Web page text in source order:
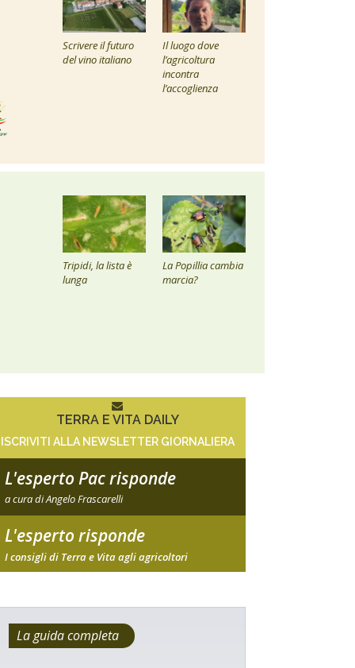
Scrivere il futuro
del vino italiano
Il luogo dove
l’agricoltura
incontra
l’accoglienza
Tripidi, la lista è
lunga
La Popillia cambia
marcia?
TERRA E VITA DAILY
ISCRIVITI ALLA NEWSLETTER GIORNALIERA
L'esperto Pac risponde
a cura di Angelo Frascarelli
L'esperto risponde
I consigli di Terra e Vita agli agricoltori
La guida completa